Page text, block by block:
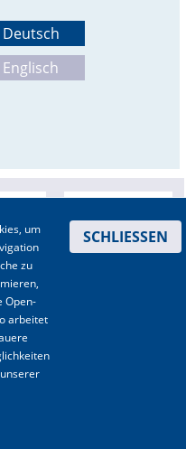
Deutsch
Englisch
um
zu
Open-
arbeitet
SCHLIESSEN